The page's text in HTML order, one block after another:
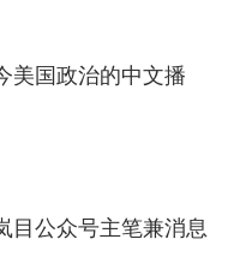
美国政治的中文播
目公众号主笔兼消息